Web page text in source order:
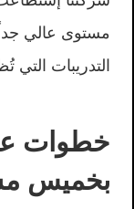
مستوى عالي
التدريبات التي
خطوات
بخميس